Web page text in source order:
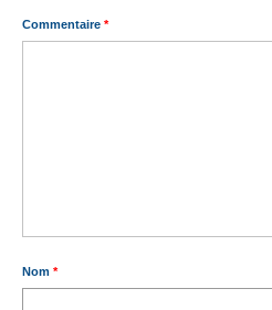
Commentaire *
Nom *